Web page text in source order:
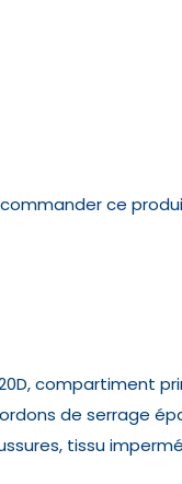
ce
compartiment
de serrage
tissu